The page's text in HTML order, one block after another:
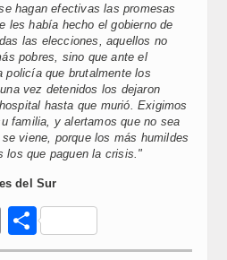
hagan efectivas las promesas
les había hecho el gobierno de
las elecciones, aquellos no
pobres, sino que ante el
policía que brutalmente los
vez detenidos los dejaron
hasta que murió. Exigimos
familia, y alertamos que no sea
viene, porque los más humildes
los que paguen la crisis."
del Sur
Copy
Link
Compartir